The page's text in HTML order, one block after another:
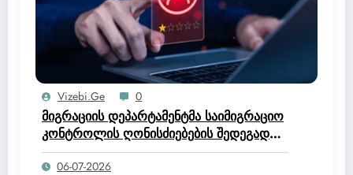
Vizebi.ge 0
მიგრაციის დეპარტამენტმა საიმიგრაციო
კონტროლის ღონისძიებების შედეგად
უცხო ქვეყნის 50 მოქალაქე დააკავა.
06-07-2026